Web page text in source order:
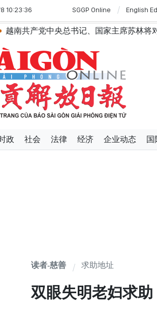
10:23:36 SGGP Online English
书记、国家主席苏林将对澳大利亚和新西
政 社会 法律 经济 企业动态 国
读者-慈善 求助地址
双眼失明老妇求助